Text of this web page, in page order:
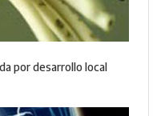
por desarrollo local